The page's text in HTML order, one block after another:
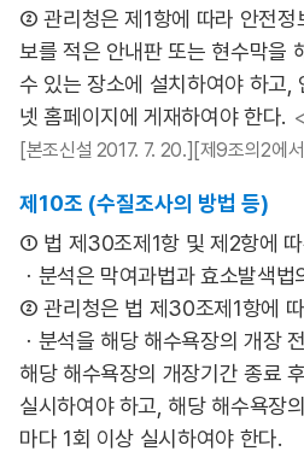
② 관리청은 제1항에 따라 안전정
보를 적은 안내판 또는 현수막을
수 있는 장소에 설치하여야 하고,
넷 홈페이지에 게재하여야 한다.
[본조신설 2017. 7. 20.][제9조의2에
제10조 (수질조사의 방법 등)
① 법 제30조제1항 및 제2항에
ㆍ분석은 막여과법과 효소발색
② 관리청은 법 제30조제1항에
ㆍ분석을 해당 해수욕장의 개장
해당 해수욕장의 개장기간 종료
실시하여야 하고, 해당 해수욕장
마다 1회 이상 실시하여야 한다.